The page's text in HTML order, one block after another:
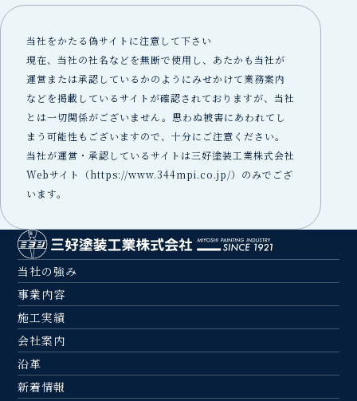
当社をかたる偽サイトに注意して下さい
現在、当社の社名などを無断で使用し、あたかも当社が
運営または承認しているかのようにみせかけて業務案内
などを掲載しているサイトが確認されておりますが、当社
とは一切関係がございません。思わぬ被害にあわれてし
まう可能性もございますので、十分にご注意ください。
当社が運営・承認しているサイトは三好塗装工業株式会社
Webサイト（https://www.344mpi.co.jp/）のみでござ
います。
当社の強み
事業内容
施工実績
会社案内
沿革
新着情報